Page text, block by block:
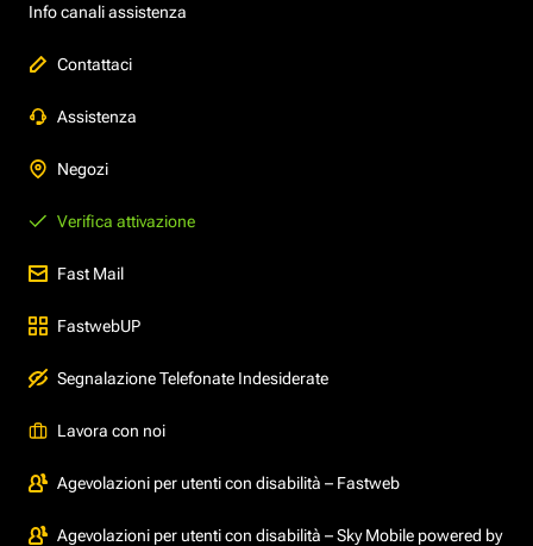
Info canali assistenza
Contattaci
Assistenza
Negozi
Verifica attivazione
Fast Mail
FastwebUP
Segnalazione Telefonate Indesiderate
Lavora con noi
Agevolazioni per utenti con disabilità – Fastweb
Agevolazioni per utenti con disabilità – Sky Mobile powered by